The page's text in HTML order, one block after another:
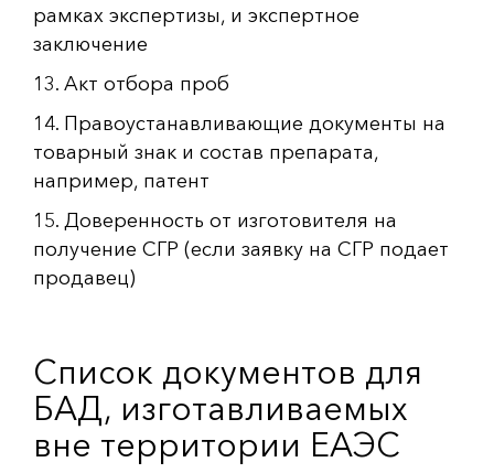
рамках экспертизы, и экспертное
заключение
13. Акт отбора проб
14. Правоустанавливающие документы на
товарный знак и состав препарата,
например, патент
15. Доверенность от изготовителя на
получение СГР (если заявку на СГР подает
продавец)
Список документов для
БАД, изготавливаемых
вне территории ЕАЭС